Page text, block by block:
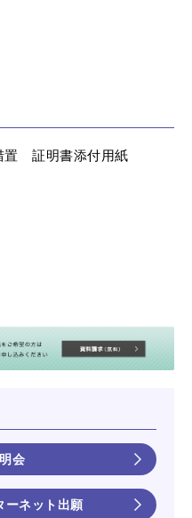
置 証明書添付用紙
会
ーネット出願